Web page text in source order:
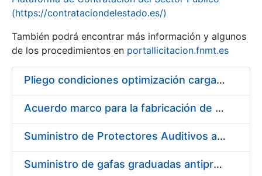
(https://contrataciondelestado.es/)
También podrá encontrar más información y algunos
de los procedimientos en portallicitacion.fnmt.es
Pliego condiciones optimización cargas compras firmado
Acuerdo marco para la fabricación de piezas
Suministro de Protectores Auditivos a medida para las personas trabajadoras de los Centros de Trabajo de Madrid y Burgos
Suministro de gafas graduadas antiproyecciones para los trabajadores de la FNMT-RCM en los centros de trabajo de Madrid y Burgos